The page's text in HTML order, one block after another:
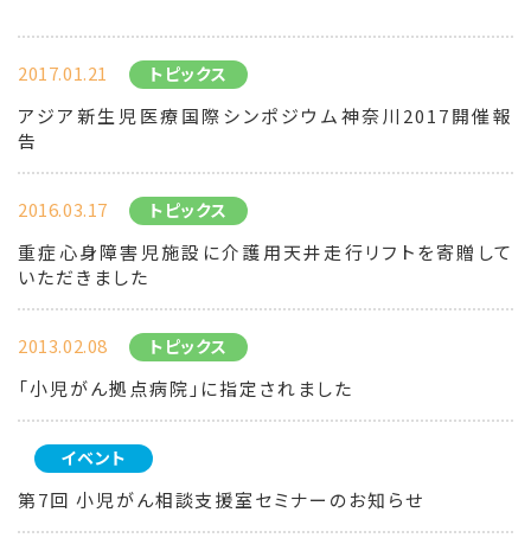
2017.01.21 トピックス
アジア新生児医療国際シンポジウム神奈川2017開催報
告
2016.03.17 トピックス
重症心身障害児施設に介護用天井走行リフトを寄贈して
いただきました
2013.02.08 トピックス
「小児がん拠点病院」に指定されました
イベント
第7回 小児がん相談支援室セミナーのお知らせ